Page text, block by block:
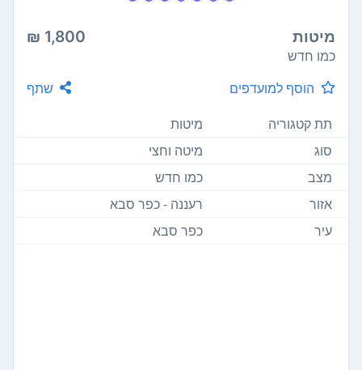
מיטות 1,800 ₪
כמו חדש
הוסף למועדפים
שתף
תת קטגוריה
מיטות
סוג
מיטה וחצי
מצב
כמו חדש
אזור
רעננה - כפר סבא
עיר
כפר סבא